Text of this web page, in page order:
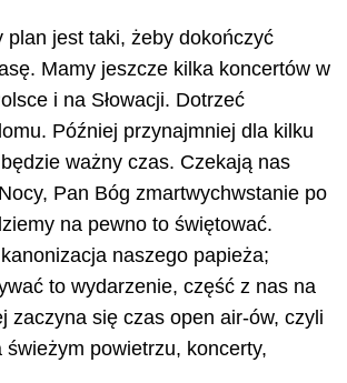
plan jest taki, żeby dokończyć
Mamy jeszcze kilka koncertów w
i na Słowacji. Dotrzeć
Później przynajmniej dla kilku
ważny czas. Czekają nas
Pan Bóg zmartwychwstanie po
na pewno to świętować.
naszego papieża;
to wydarzenie, część z nas na
zaczyna się czas open air-ów, czyli
powietrzu, koncerty,